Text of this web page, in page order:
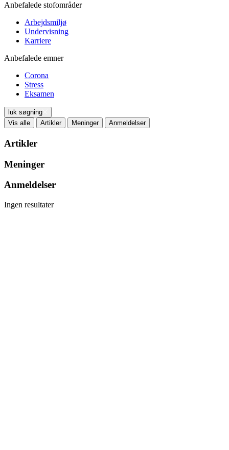
Anbefalede stofområder
Arbejdsmiljø
Undervisning
Karriere
Anbefalede emner
Corona
Stress
Eksamen
luk søgning
Vis alle
Artikler Meninger Anmeldelser
Artikler
Meninger
Anmeldelser
Ingen resultater